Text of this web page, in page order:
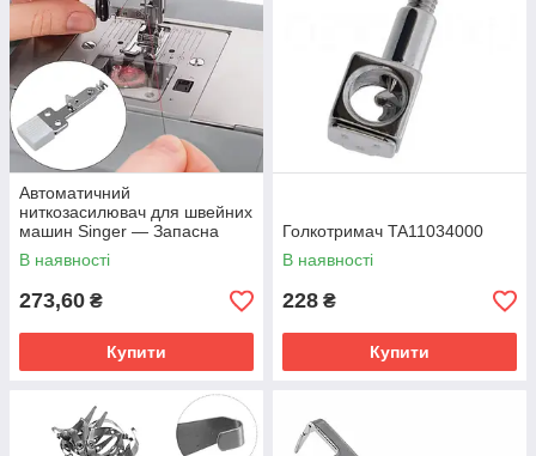
Автоматичний
ниткозасилювач для швейних
машин Singer — Запасна
частина #N416190201 (для
моделей 3321, 3323, 4411,
В наявності
273,60 ₴
Купити
Голкотримач TA11034000
В наявності
228 ₴
Купити